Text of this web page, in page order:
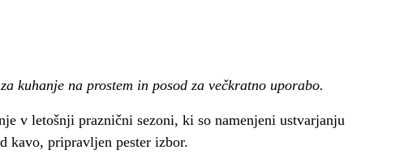
kuhanje na prostem in posod za večkratno uporabo.
v letošnji praznični sezoni, ki so namenjeni ustvarjanju
kavo, pripravljen pester izbor.